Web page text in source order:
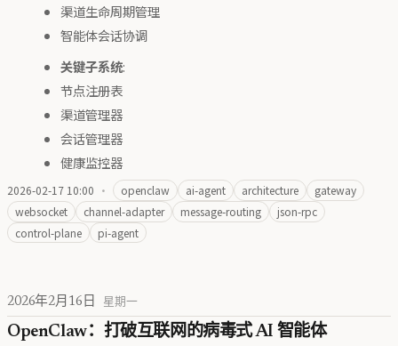
渠道生命周期管理
智能体会话协调
关键子系统:
节点注册表
渠道管理器
会话管理器
健康监控器
2026-02-17 10:00 · openclaw ai-agent architecture
gateway
websocket
channel-adapter message-routing
json-rpc
control-plane
pi-agent
2026年2月16日 星期一
OpenClaw：打破互联网的病毒式 AI 智能体